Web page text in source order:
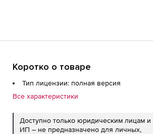
Коротко о товаре
Тип лицензии: полная версия
Все характеристики
Доступно только юридическим лицам и
ИП – не предназначено для личных,